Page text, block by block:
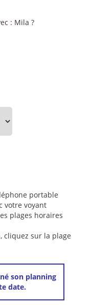
: Mila ?
portable
votre voyant
plages horaires
cliquez sur la plage
son planning
date.